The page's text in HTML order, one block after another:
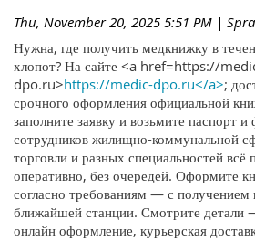
Thu, November 20, 2025 5:51 PM |
Нужна, где получить медкнижку в
хлопот? На сайте <a href=https://
dpo.ru>https://medic-dpo.ru</a>;
срочного оформления официальной
заполните заявку и возьмите паспорт
сотрудников жилищно-коммунальной
торговли и разных специальностей
оперативно, без очередей. Оформите
согласно требованиям — с
ближайшей станции. Смотрите детали
онлайн оформление, курьерская